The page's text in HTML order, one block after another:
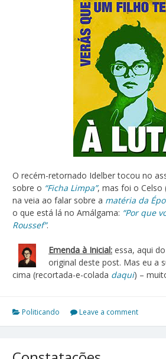
O recém-retornado Idelber tocou no
sobre o “Ficha Limpa”, mas foi o Celso
na veia ao falar sobre a matéria da
o que está lá no Amálgama: “Por que
Roussef”.
Emenda à Inicial: essa, aqui
original deste post. Mas eu a
cima (recortada-e-colada daqui) –
Politicando Leave a comment